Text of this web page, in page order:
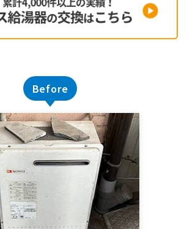
Before